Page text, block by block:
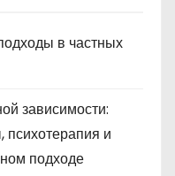
в частных
зависимости:
и
подходе